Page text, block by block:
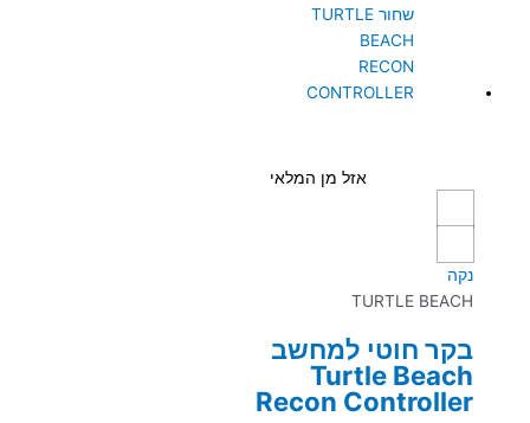
אזל מן המלאי
נקה
TURTLE BEACH
בקר חוטי למחשב
Turtle Beach
Recon Controller